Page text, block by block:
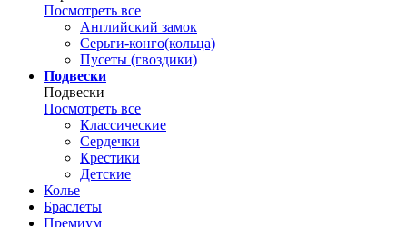
Посмотреть все
Английский замок
Серьги-конго(кольца)
Пусеты (гвоздики)
Подвески
Подвески
Посмотреть все
Классические
Сердечки
Крестики
Детские
Колье
Браслеты
Премиум